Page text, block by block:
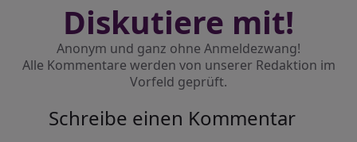
Diskutiere mit!
Anonym und ganz ohne Anmeldezwang!
Alle Kommentare werden von unserer Redaktion im
Vorfeld geprüft.
Schreibe einen Kommentar